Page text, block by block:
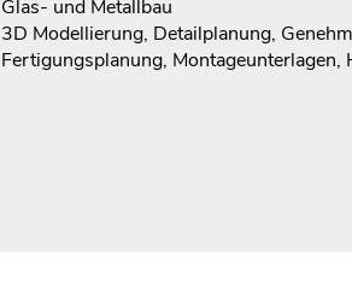
Glas- und Metallbau
3D Modellierung, Detailplanung,
Fertigungsplanung,